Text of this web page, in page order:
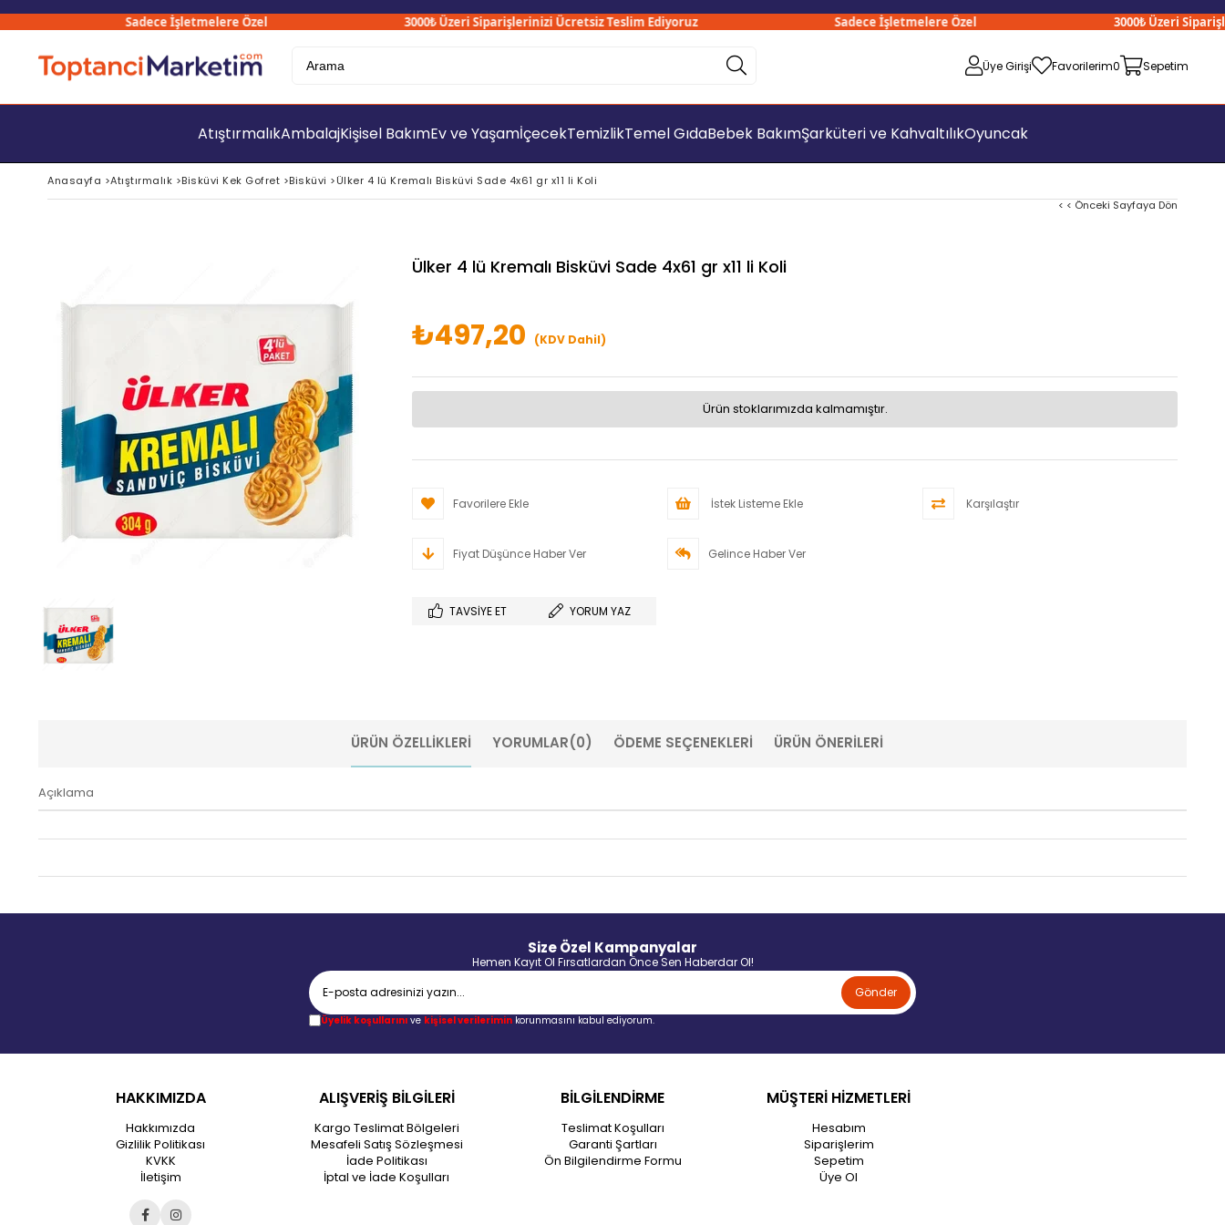
Sadece İşletmelere Özel 3000₺ Üzeri Siparişlerinizi Ücretsiz Teslim Ediyoruz Sadece İşletmelere Özel 3000₺ Üzeri
Üye Girişi Favorilerim0 Sepetim
AtıştırmalıkAmbalajKişisel BakımEv ve YaşamİçecekTemizlikTemel GıdaBebek BakımŞarküteri ve KahvaltılıkOyuncak
Anasayfa >Atıştırmalık >Bisküvi Kek Gofret >Bisküvi >Ülker 4 lü Kremalı Bisküvi Sade 4x61 gr x11 li Koli
< < Önceki Sayfaya Dön
Ülker 4 lü Kremalı Bisküvi Sade 4x61 gr x11 li Koli
₺497,20 (KDV Dahil)
Ürün stoklarımızda kalmamıştır.
Favorilere Ekle İstek Listeme Ekle Karşılaştır
Fiyat Düşünce Haber Ver Gelince Haber Ver
TAVSIYE ET YORUM YAZ
ÜRÜN ÖZELLIKLERI YORUMLAR(0) ÖDEME SEÇENEKLERI ÜRÜN ÖNERILERI
Açıklama
Size Özel Kampanyalar
Hemen Kayıt Ol Fırsatlardan Önce Sen Haberdar Ol!
Gönder
Üyelik koşullarınıve kişisel verileriminkorunmasını kabul ediyorum.
HAKKIMIZDA
Hakkımızda
Gizlilik Politikası
KVKK
İletişim
ALIŞVERİŞ BİLGİLERİ
Kargo Teslimat Bölgeleri
Mesafeli Satış Sözleşmesi
İade Politikası
İptal ve İade Koşulları
BİLGİLENDİRME
Teslimat Koşulları
Garanti Şartları
Ön Bilgilendirme Formu
MÜŞTERİ HİZMETLERİ
Hesabım
Siparişlerim
Sepetim
Üye Ol